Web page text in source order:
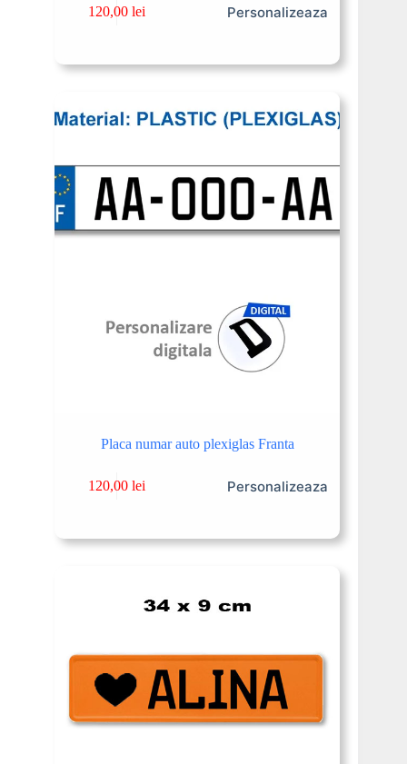
120,00lei Personalizeaza
Placa numar auto plexiglas Franta
120,00lei Personalizeaza